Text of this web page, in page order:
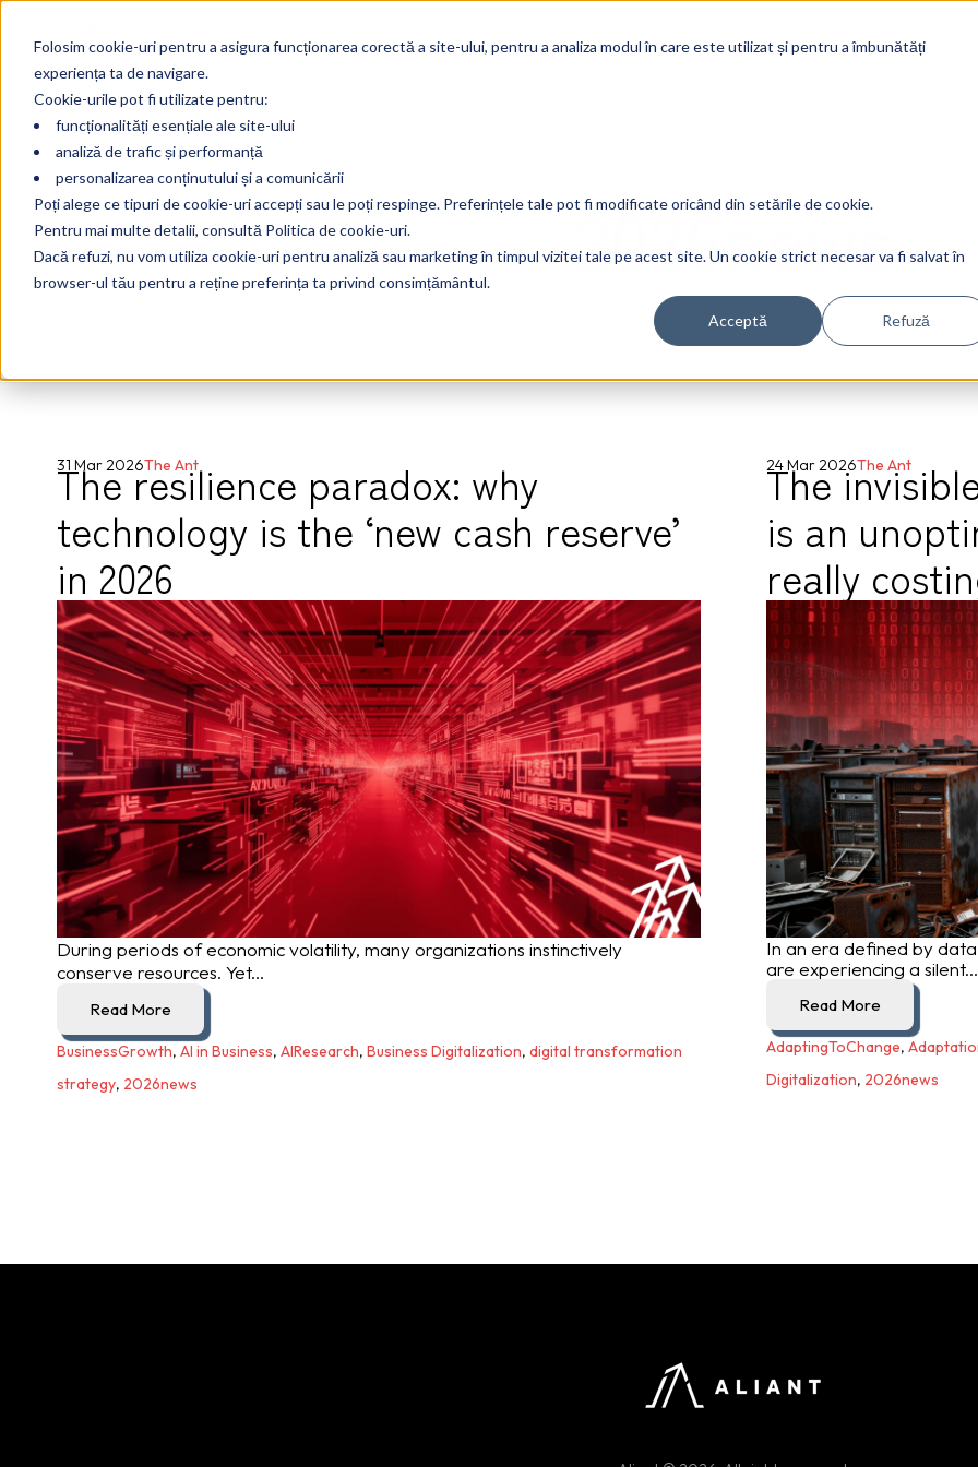
Folosim cookie-uri pentru a asigura funcționarea corectă a site-ului, pentru a analiza modul în care este utilizat și pentru a îmbunătăți
experiența ta de navigare.
Cookie-urile pot fi utilizate pentru:
funcționalități esențiale ale site-ului
analiză de trafic și performanță
personalizarea conținutului și a comunicării
Poți alege ce tipuri de cookie-uri accepți sau le poți respinge. Preferințele tale pot fi modificate oricând din setările de cookie.
Pentru mai multe detalii, consultă Politica de cookie-uri.
Dacă refuzi, nu vom utiliza cookie-uri pentru analiză sau marketing în timpul vizitei tale pe acest site. Un cookie strict necesar va fi salvat în
browser-ul tău pentru a reține preferința ta privind consimțământul.
Acceptă Refuză
2026news
The resilience paradox: why
technology is the ‘new cash reserve’
in 2026
31 Mar 2026The Ant
During periods of economic volatility, many organizations instinctively
conserve resources. Yet...
Read More
BusinessGrowth, AI in Business, AIResearch, Business Digitalization, digital transformation
strategy, 2026news
The
is an
really
24 Mar 2026The Ant
In an era defined by
are experiencing a silent...
Read More
AdaptingToChange,
Digitalization, 2026news